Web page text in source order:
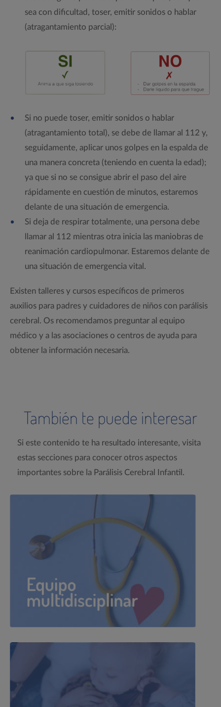
sea con dificultad, toser, emitir sonidos o hablar
(atragantamiento parcial):
Si no puede toser, emitir sonidos o hablar
(atragantamiento total), se debe de llamar al 112 y,
seguidamente, aplicar unos golpes en la espalda de
una manera concreta (teniendo en cuenta la edad);
ya que si no se consigue abrir el paso del aire
rápidamente en cuestión de minutos, estaremos
delante de una situación de emergencia.
Si deja de respirar totalmente, una persona debe
llamar al 112 mientras otra inicia las maniobras de
reanimación cardiopulmonar. Estaremos delante de
una situación de emergencia vital.
Existen talleres y cursos específicos de primeros
auxilios para padres y cuidadores de niños con parálisis
cerebral. Os recomendamos preguntar al equipo
médico y a las asociaciones o centros de ayuda para
obtener la información necesaria.
También te puede interesar
Si este contenido te ha resultado interesante, visita
estas secciones para conocer otros aspectos
importantes sobre la Parálisis Cerebral Infantil.